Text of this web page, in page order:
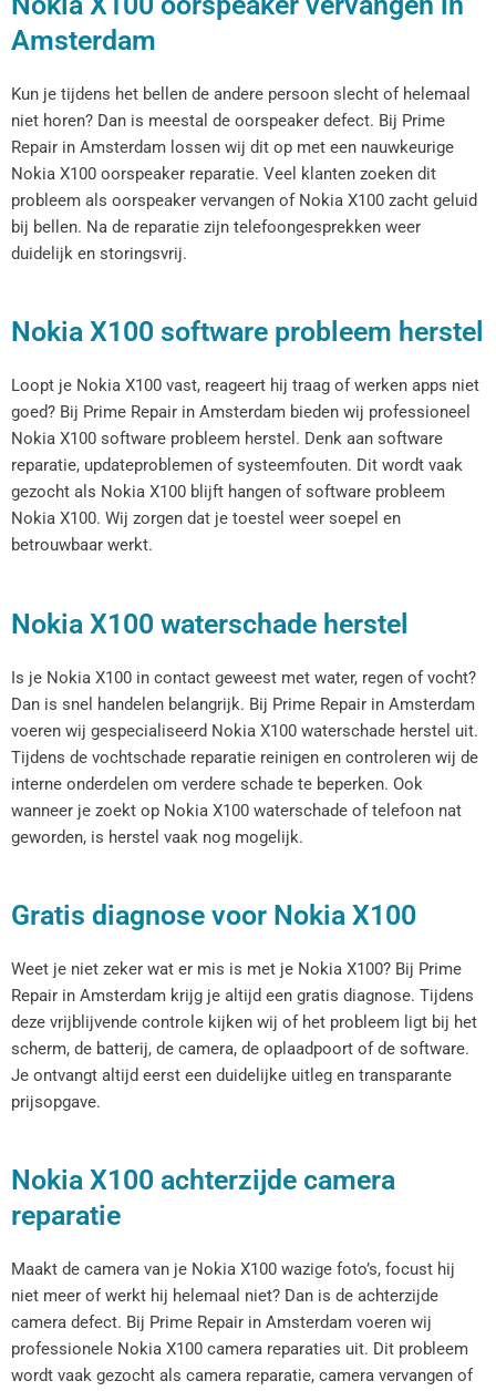
Amsterdam
Kun je tijdens het bellen de andere persoon slecht of helemaal
niet horen? Dan is meestal de oorspeaker defect. Bij Prime
Repair in Amsterdam lossen wij dit op met een nauwkeurige
Nokia X100 oorspeaker reparatie. Veel klanten zoeken dit
probleem als oorspeaker vervangen of Nokia X100 zacht geluid
bij bellen. Na de reparatie zijn telefoongesprekken weer
duidelijk en storingsvrij.
Nokia X100 software probleem herstel
Loopt je Nokia X100 vast, reageert hij traag of werken apps niet
goed? Bij Prime Repair in Amsterdam bieden wij professioneel
Nokia X100 software probleem herstel. Denk aan software
reparatie, updateproblemen of systeemfouten. Dit wordt vaak
gezocht als Nokia X100 blijft hangen of software probleem
Nokia X100. Wij zorgen dat je toestel weer soepel en
betrouwbaar werkt.
Nokia X100 waterschade herstel
Is je Nokia X100 in contact geweest met water, regen of vocht?
Dan is snel handelen belangrijk. Bij Prime Repair in Amsterdam
voeren wij gespecialiseerd Nokia X100 waterschade herstel uit.
Tijdens de vochtschade reparatie reinigen en controleren wij de
interne onderdelen om verdere schade te beperken. Ook
wanneer je zoekt op Nokia X100 waterschade of telefoon nat
geworden, is herstel vaak nog mogelijk.
Gratis diagnose voor Nokia X100
Weet je niet zeker wat er mis is met je Nokia X100? Bij Prime
Repair in Amsterdam krijg je altijd een gratis diagnose. Tijdens
deze vrijblijvende controle kijken wij of het probleem ligt bij het
scherm, de batterij, de camera, de oplaadpoort of de software.
Je ontvangt altijd eerst een duidelijke uitleg en transparante
prijsopgave.
Nokia X100 achterzijde camera
reparatie
Maakt de camera van je Nokia X100 wazige foto’s, focust hij
niet meer of werkt hij helemaal niet? Dan is de achterzijde
camera defect. Bij Prime Repair in Amsterdam voeren wij
professionele Nokia X100 camera reparaties uit. Dit probleem
wordt vaak gezocht als camera reparatie, camera vervangen of